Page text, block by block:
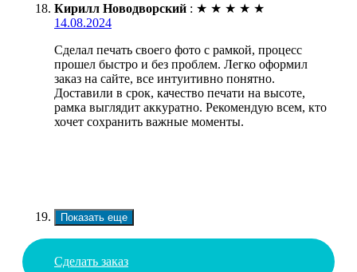
Кирилл Новодворский : ★ ★ ★ ★ ★
14.08.2024
Сделал печать своего фото с рамкой, процесс
прошел быстро и без проблем. Легко оформил
заказ на сайте, все интуитивно понятно.
Доставили в срок, качество печати на высоте,
рамка выглядит аккуратно. Рекомендую всем, кто
хочет сохранить важные моменты.
Показать еще
Сделать заказ